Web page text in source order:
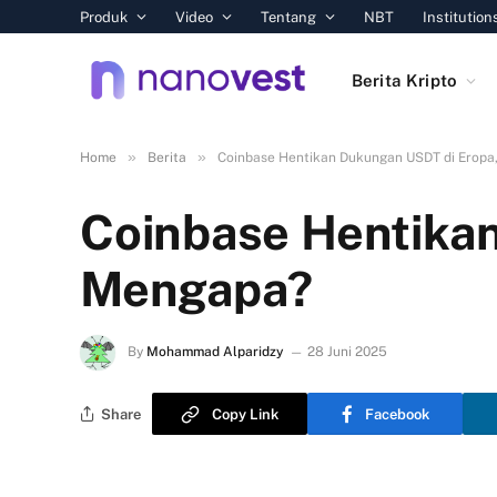
Produk Video Tentang NBT
Berita Kripto
Home » Berita » Coinbase Hentikan Dukungan USDT di
Coinbase
Mengapa?
By Mohammad Alparidzy 28 Juni 2025
Share Copy Link Facebook